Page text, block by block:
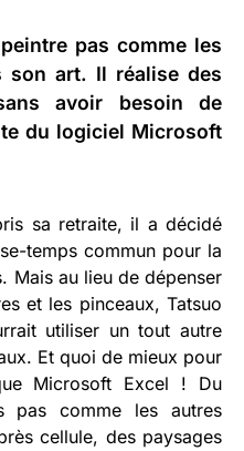
pas comme les
son art. Il réalise des
avoir besoin de
du logiciel Microsoft
sa retraite, il a décidé
temps commun pour la
Mais au lieu de dépenser
et les pinceaux, Tatsuo
utiliser un tout autre
Et quoi de mieux pour
Microsoft Excel ! Du
pas comme les autres
cellule, des paysages